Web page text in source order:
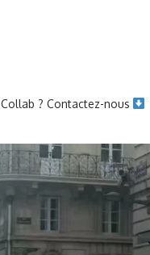
Collab ? Contactez-nous